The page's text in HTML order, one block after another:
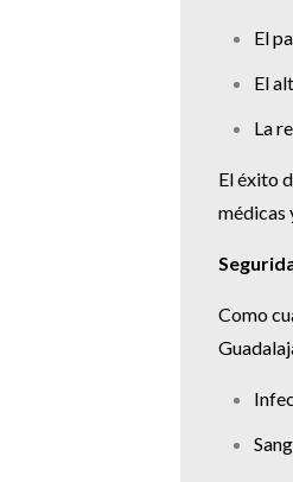
El
El
La
El éxito
médicas
Como